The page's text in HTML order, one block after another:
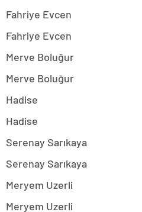
Fahriye Evcen
Fahriye Evcen
Merve Boluğur
Merve Boluğur
Hadise
Hadise
Serenay Sarıkaya
Serenay Sarıkaya
Meryem Uzerli
Meryem Uzerli